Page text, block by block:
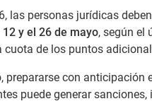
las personas jurídicas
12 y el 26 de mayo, según el
cuota de los puntos
prepararse con anticipación
puede generar